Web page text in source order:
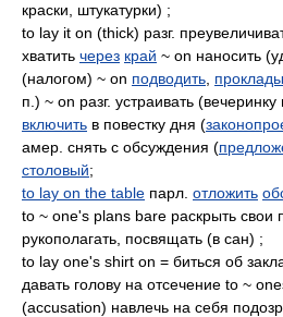
краски, штукатурки) ;
to lay it on (thick) разг.
хватить через край ~ on наносить
(налогом) ~ on подводить
п.) ~ on разг. устраивать
включить в повестку дня (
амер. снять с обсуждения (
столовый;
to lay on the table парл. отложить
to ~ one's plans bare раскрыть свои
рукополагать, посвящать (в сан) ;
to lay one's shirt on = биться об
давать голову на отсечение to ~
(accusation) навлечь на себя